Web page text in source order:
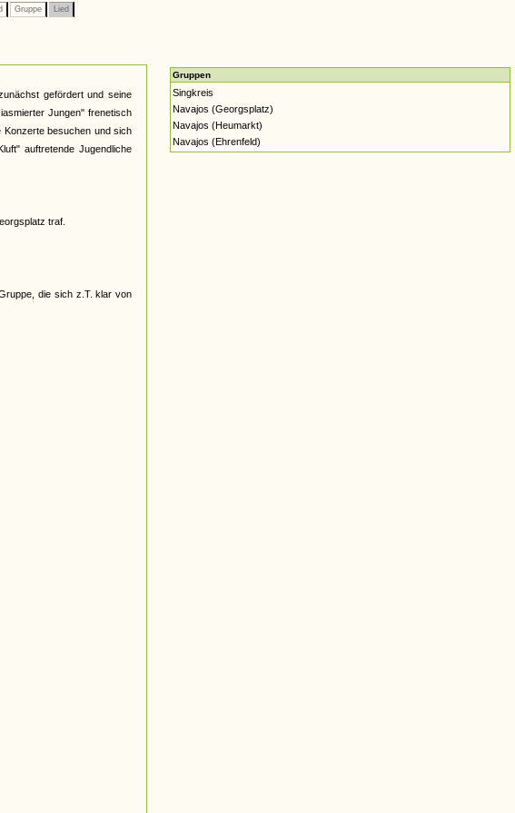
Gruppe Lied
gefördert und seine
Jungen" frenetisch
Konzerte besuchen und sich
auftretende Jugendliche
traf.
die sich z.T. klar von
Gruppen
Singkreis
Navajos (Georgsplatz)
Navajos (Heumarkt)
Navajos (Ehrenfeld)